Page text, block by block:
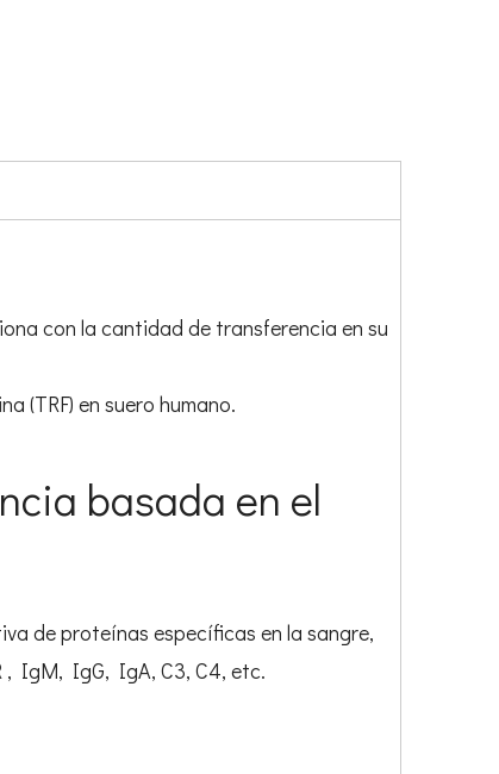
con la cantidad de transferencia en su
(TRF) en suero humano.
basada en el
de proteínas específicas en la sangre,
, IgM, IgG, IgA, C3, C4, etc.